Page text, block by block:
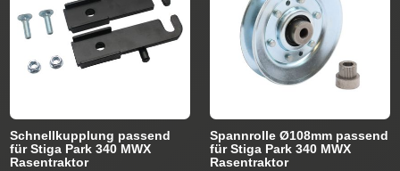
Schnellkupplung passend
für Stiga Park 340 MWX
Rasentraktor
Spannrolle Ø108mm passend
für Stiga Park 340 MWX
Rasentraktor